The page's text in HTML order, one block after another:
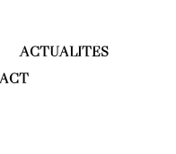
ACTUALITÉS